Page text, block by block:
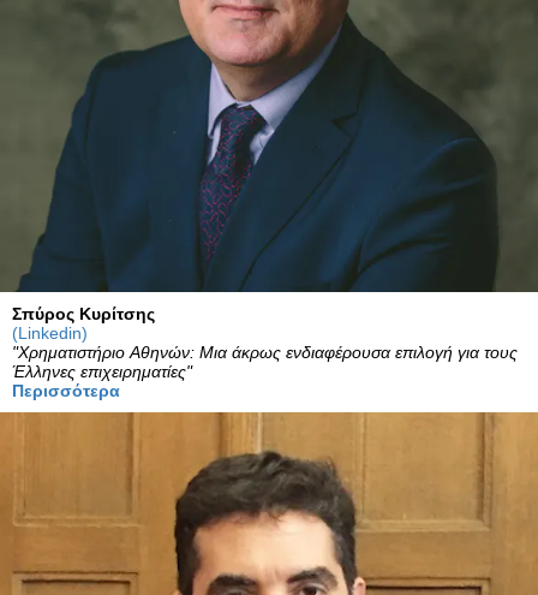
Σπύρος Κυρίτσης
(Linkedin)
"Χρηματιστήριο Αθηνών: Μια άκρως ενδιαφέρουσα επιλογή για τους
Έλληνες επιχειρηματίες"
Περισσότερα